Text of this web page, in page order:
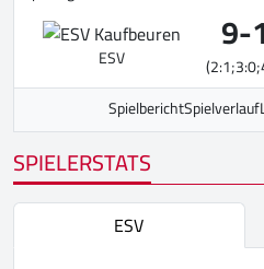
ESV 9-1
SpielberichtSpielverlauf
SPIELERSTATS
ESV